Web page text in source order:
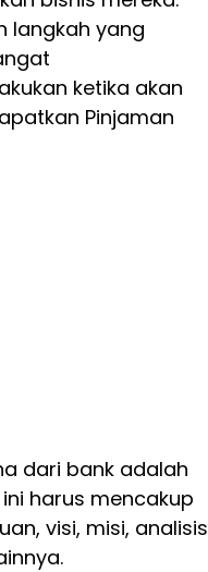
langkah yang
ketika akan
Pinjaman
dari bank adalah
harus mencakup
visi, misi, analisis